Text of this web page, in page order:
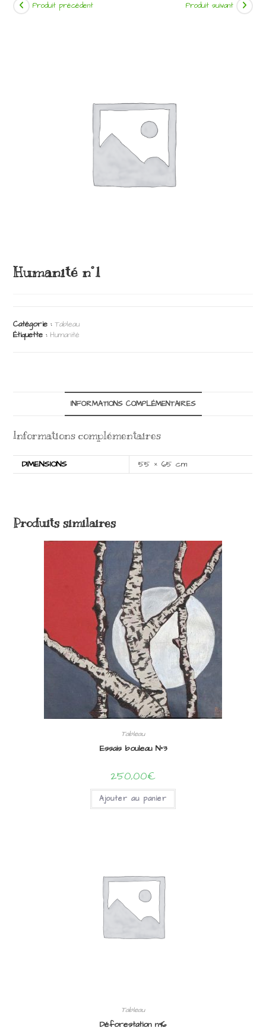
Produit précédent Produit suivant
Humanité n°1
Catégorie :Tableau
Étiquette :Humanité
INFORMATIONS COMPLÉMENTAIRES
Informations complémentaires
DIMENSIONS 55 × 65 cm
Produits similaires
Tableau
Essais bouleau N°3
250,00€
Ajouter au panier
Tableau
Déforestation n°16